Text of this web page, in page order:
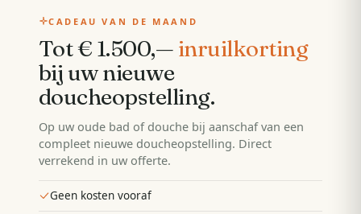
CADEAU VAN DE MAAND
Tot € 1.500,— inruilkorting
bij uw nieuwe
doucheopstelling.
Op uw oude bad of douche bij aanschaf van een
compleet nieuwe doucheopstelling. Direct
verrekend in uw offerte.
Geen kosten vooraf